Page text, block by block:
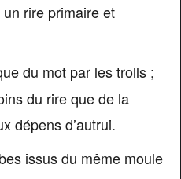
rire primaire et
du mot par les trolls ;
du rire que de la
dépens d’autrui.
issus du même moule